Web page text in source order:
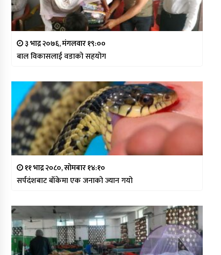
३ भाद्र २०७६, मंगलवार १९:००
बाल विकासलाई वडाको सहयोग
११ भाद्र २०८०, सोमबार १४:१०
सर्पदंशबाट बाँकेमा एक जनाको ज्यान गयो